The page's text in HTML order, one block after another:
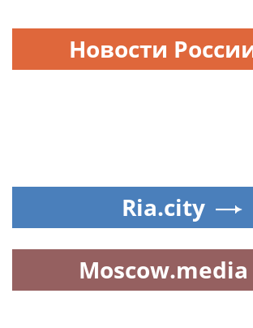
Новости
Ria.city
Moscow.media